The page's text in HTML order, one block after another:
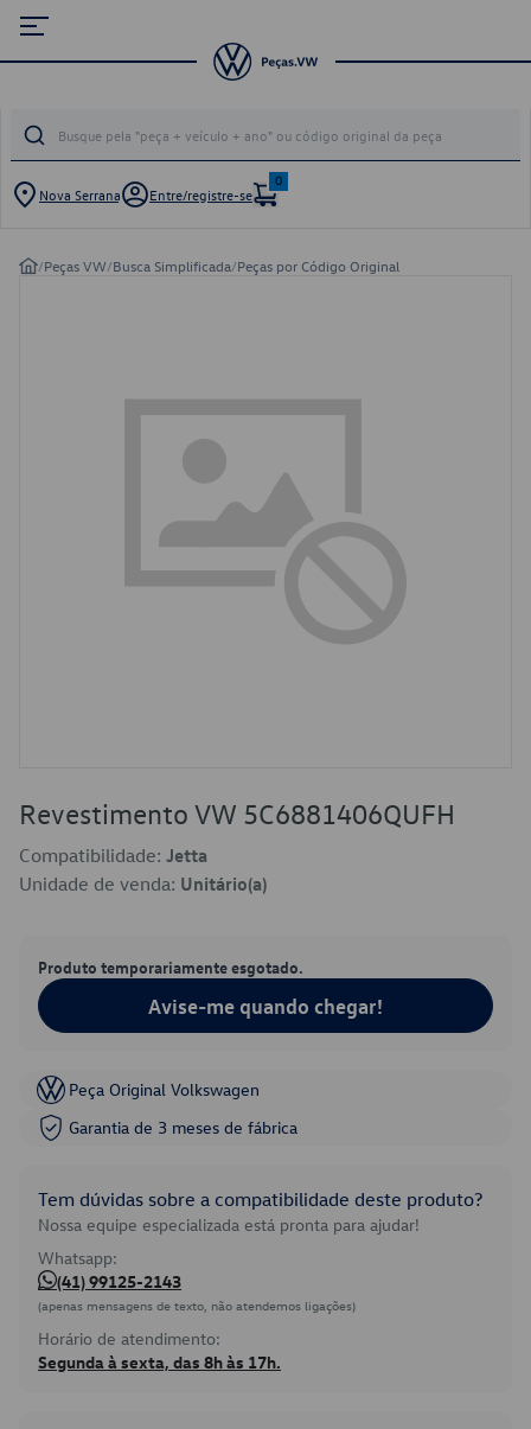
Nova Serrana Entre/registre-se
0
/Peças VW/Busca Simplificada/Peças por Código Original
Revestimento VW 5C6881406QUFH
Compatibilidade: Jetta
Unidade de venda: Unitário(a)
Produto temporariamente esgotado.
Avise-me quando chegar!
Peça Original Volkswagen
Garantia de 3 meses de fábrica
Tem dúvidas sobre a compatibilidade deste produto?
Nossa equipe especializada está pronta para ajudar!
Whatsapp:
(41) 99125-2143
(apenas mensagens de texto, não atendemos ligações)
Horário de atendimento:
Segunda à sexta, das 8h às 17h.